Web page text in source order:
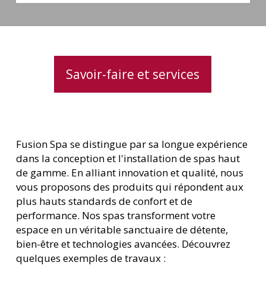
Savoir-faire et services
Fusion Spa se distingue par sa longue expérience
dans la conception et l'installation de spas haut
de gamme. En alliant innovation et qualité, nous
vous proposons des produits qui répondent aux
plus hauts standards de confort et de
performance. Nos spas transforment votre
espace en un véritable sanctuaire de détente,
bien-être et technologies avancées. Découvrez
quelques exemples de travaux :